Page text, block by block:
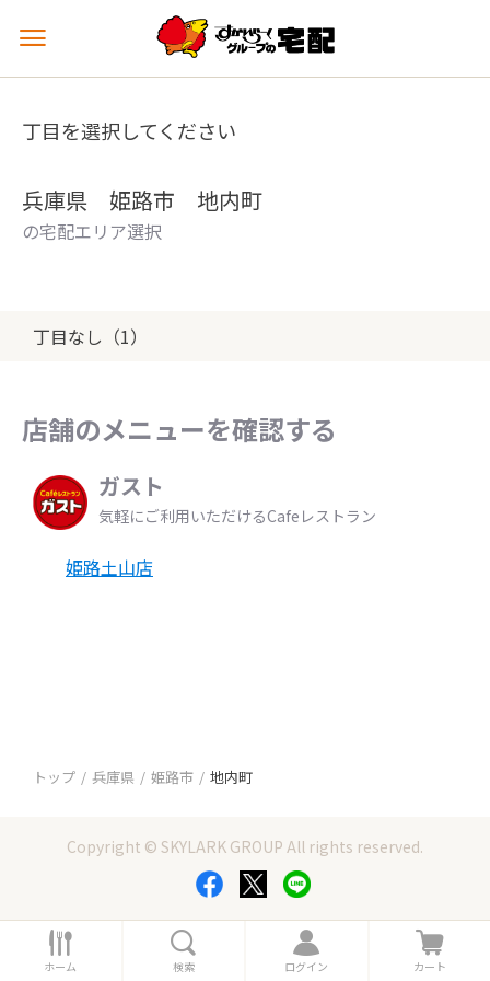
メ
ュ
を
丁目を選択してください
兵庫県 姫路市 地内町
の宅配エリア選択
丁目なし（1）
店舗のメニューを確認する
ガスト
気軽にご利用いただけるCafeレストラン
姫路土山店
トップ 兵庫県 姫路市 地内町
Copyright © SKYLARK GROUP All rights reserved.
ホ
ー
ホーム 索
検索
ロ
グ
ログイン
カ
ー
カート